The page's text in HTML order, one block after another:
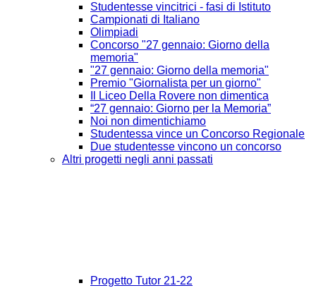
Studentesse vincitrici - fasi di Istituto
Campionati di Italiano
Olimpiadi
Concorso "27 gennaio: Giorno della
memoria"
"27 gennaio: Giorno della memoria"
Premio "Giornalista per un giorno"
Il Liceo Della Rovere non dimentica
“27 gennaio: Giorno per la Memoria”
Noi non dimentichiamo
Studentessa vince un Concorso Regionale
Due studentesse vincono un concorso
Altri progetti negli anni passati
Progetto Tutor 21-22